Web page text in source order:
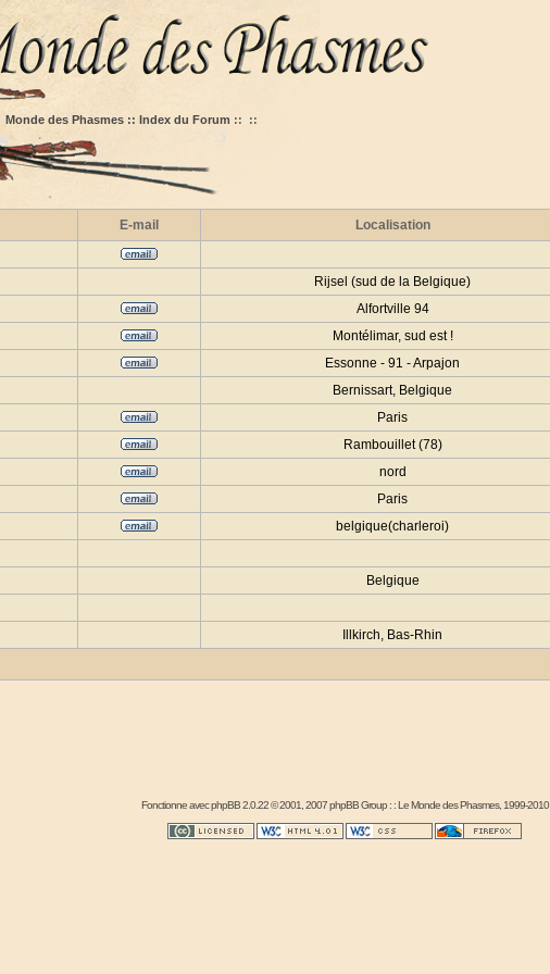
Monde des Phasmes :: Index du Forum :: ::
E-mail Localisation
Rijsel (sud de la Belgique)
Alfortville 94
Montélimar, sud est !
Essonne - 91 - Arpajon
Bernissart, Belgique
Paris
Rambouillet (78)
nord
Paris
belgique(charleroi)
Belgique
Illkirch, Bas-Rhin
Fonctionne avecphpBB2.0.22 © 2001, 2007 phpBB Group : :Le Monde des Phasmes, 1999-2010